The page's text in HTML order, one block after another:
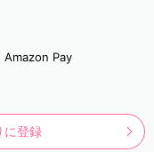
Amazon Pay
に登録